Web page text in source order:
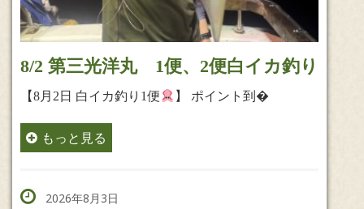
8/2 第三光洋丸 1便、2便白イカ釣り
【8月2日 白イカ釣り1便 】 ポイント到�
もっと見る
2026年8月3日